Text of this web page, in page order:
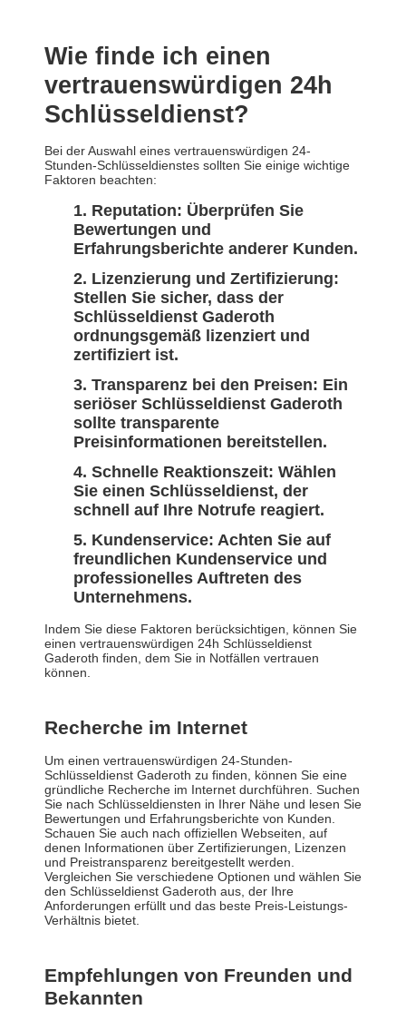
Wie finde ich einen
vertrauenswürdigen 24h
Schlüsseldienst?
Bei der Auswahl eines vertrauenswürdigen 24-
Stunden-Schlüsseldienstes sollten Sie einige wichtige
Faktoren beachten:
Reputation: Überprüfen Sie
Bewertungen und
Erfahrungsberichte anderer Kunden.
Lizenzierung und Zertifizierung:
Stellen Sie sicher, dass der
Schlüsseldienst Gaderoth
ordnungsgemäß lizenziert und
zertifiziert ist.
Transparenz bei den Preisen: Ein
seriöser Schlüsseldienst Gaderoth
sollte transparente
Preisinformationen bereitstellen.
Schnelle Reaktionszeit: Wählen
Sie einen Schlüsseldienst, der
schnell auf Ihre Notrufe reagiert.
Kundenservice: Achten Sie auf
freundlichen Kundenservice und
professionelles Auftreten des
Unternehmens.
Indem Sie diese Faktoren berücksichtigen, können Sie
einen vertrauenswürdigen 24h Schlüsseldienst
Gaderoth finden, dem Sie in Notfällen vertrauen
können.
Recherche im Internet
Um einen vertrauenswürdigen 24-Stunden-
Schlüsseldienst Gaderoth zu finden, können Sie eine
gründliche Recherche im Internet durchführen. Suchen
Sie nach Schlüsseldiensten in Ihrer Nähe und lesen Sie
Bewertungen und Erfahrungsberichte von Kunden.
Schauen Sie auch nach offiziellen Webseiten, auf
denen Informationen über Zertifizierungen, Lizenzen
und Preistransparenz bereitgestellt werden.
Vergleichen Sie verschiedene Optionen und wählen Sie
den Schlüsseldienst Gaderoth aus, der Ihre
Anforderungen erfüllt und das beste Preis-Leistungs-
Verhältnis bietet.
Empfehlungen von Freunden und
Bekannten